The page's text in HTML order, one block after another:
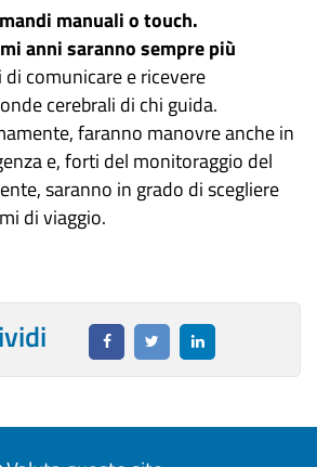
manuali o touch.
anni saranno sempre più
di comunicare e ricevere
cerebrali di chi guida.
faranno manovre anche in
e, forti del monitoraggio del
saranno in grado di scegliere
di viaggio.